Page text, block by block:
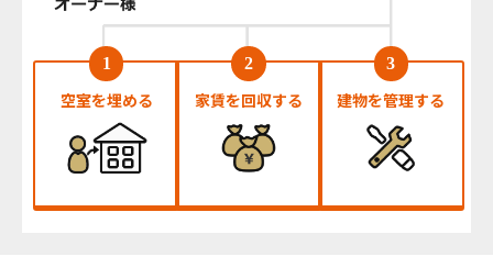
空室を埋める 家賃を回収する 建物を管理する